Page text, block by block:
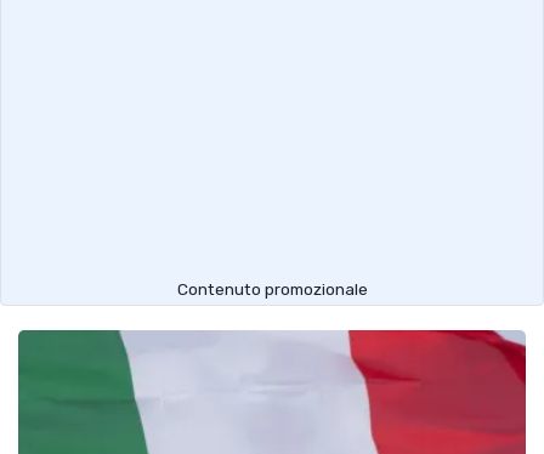
Contenuto promozionale